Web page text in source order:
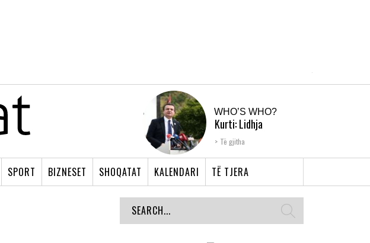
WHO’S WHO?
Kurti: Lidhja
Shqiptare e Prizrenit,
Të gjitha
SPORT BIZNESET SHOQATAT KALENDARI TË TJERA